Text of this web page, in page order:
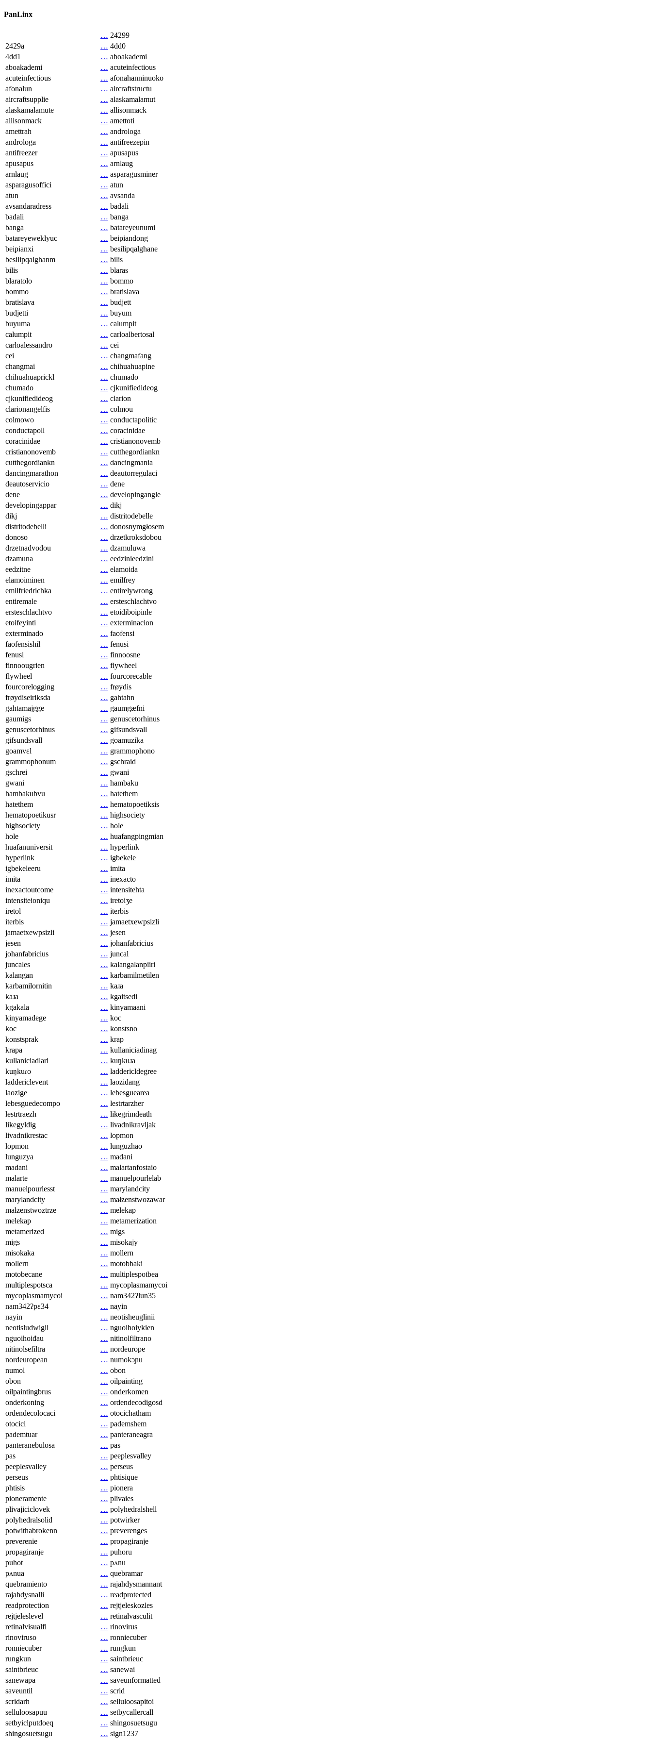
PanLinx
… 24299
2429a
… 4dd0
4dd1
… aboakademi
aboakademi
… acuteinfectious
acuteinfectious
… afonahanninuoko
afonalun
… aircraftstructu
aircraftsupplie
… alaskamalamut
alaskamalamute
… allisonmack
allisonmack
… amettoti
amettrah
… androloga
androloga
… antifreezepin
antifreezer
… apusapus
apusapus
… arnlaug
arnlaug
… asparagusminer
asparagusoffici
… atun
atun
… avsanda
avsandaradress
… badali
badali
… banga
banga
… batareyeunumi
batareyeweklyuc
… beipiandong
beipianxi
… besilipqalghane
besilipqalghanm
… bilis
bilis
… blaras
blaratolo
… bommo
bommo
… bratislava
bratislava
… budjett
budjetti
… buyum
buyuma
… calumpit
calumpit
… carloalbertosal
carloalessandro
… cei
cei
… changmafang
changmai
… chihuahuapine
chihuahuaprickl
… chumado
chumado
… cjkunifiedideog
cjkunifiedideog
… clarion
clarionangelfis
… colmou
colmowo
… conductapolitic
conductapoll
… coracinidae
coracinidae
… cristianonovemb
cristianonovemb
… cutthegordiankn
cutthegordiankn
… dancingmania
dancingmarathon
… deautorregulaci
deautoservicio
… dene
dene
… developingangle
developingappar
… dikj
dikj
… distritodebelle
distritodebelli
… donosnymgłosem
donoso
… drzetkroksdobou
drzetnadvodou
… dzamuluwa
dzamuna
… eedzinieedzini
eedzitne
… elamoida
elamoiminen
… emilfrey
emilfriedrichka
… entirelywrong
entiremale
… ersteschlachtvo
ersteschlachtvo
… etoidiboipinle
etoifeyinti
… exterminacion
exterminado
… faofensi
faofensishil
… fenusi
fenusi
… finnoosne
finnoougrien
… flywheel
flywheel
… fourcorecable
fourcorelogging
… frøydis
frøydiseiriksda
… gahtahn
gahtamajgge
… gaumgæfni
gaumigs
… genuscetorhinus
genuscetorhinus
… gifsundsvall
gifsundsvall
… goamuzika
goamvɛl
… grammophono
grammophonum
… gschraid
gschrei
… gwani
gwani
… hambaku
hambakubvu
… hatethem
hatethem
… hematopoetiksis
hematopoetikusr
… highsociety
highsociety
… hole
hole
… huafangpingmian
huafanuniversit
… hyperlink
hyperlink
… igbekele
igbekeleeru
… imita
imita
… inexacto
inexactoutcome
… intensitehta
intensiteioniqu
… iretoiʒe
iretol
… iterbis
iterbis
… jamaetxewpsizli
jamaetxewpsizli
… jesen
jesen
… johanfabricius
johanfabricius
… juncal
juncales
… kalangalanpiiri
kalangan
… karbamilmetilen
karbamilornitin
… kaɹa
kaɹa
… kgaitsedi
kgakala
… kinyamaani
kinyamadege
… koc
koc
… konstsno
konstsprak
… krap
krapa
… kullaniciadinag
kullaniciadlari
… kuŋkuɹa
kuŋkuɾo
… laddericldegree
laddericlevent
… laozidang
laozige
… lebesguearea
lebesguedecompo
… lestrtarzher
lestrtraezh
… likegrimdeath
likegyldig
… livadnikravljak
livadnikrestac
… lopmon
lopmon
… lunguzhao
lunguzya
… madani
madani
… malartanfostaio
malarte
… manuelpourlelab
manuelpourlesst
… marylandcity
marylandcity
… małzenstwozawar
małzenstwoztrze
… melekap
melekap
… metamerization
metamerized
… migs
migs
… misokajy
misokaka
… mollern
mollern
… motobbaki
motobecane
… multiplespotbea
multiplespotsca
… mycoplasmamycoi
mycoplasmamycoi
… nam342ʔlun35
nam342ʔpɛ34
… nayin
nayin
… neotisheuglinii
neotisludwigii
… nguoihoiykien
nguoihoiđau
… nitinolfiltrano
nitinolsefiltra
… nordeurope
nordeuropean
… numokɔɲu
numol
… obon
obon
… oilpainting
oilpaintingbrus
… onderkomen
onderkoning
… ordendecodigosd
ordendecolocaci
… otocichatham
otocici
… pademshem
pademtuar
… panteraneagra
panteranebulosa
… pas
pas
… peeplesvalley
peeplesvalley
… perseus
perseus
… phtisique
phtisis
… pionera
pioneramente
… plivaies
plivajiciclovek
… polyhedralshell
polyhedralsolid
… potwirker
potwithabrokenn
… preverenges
preverenie
… propagiranje
propagiranje
… puhoru
puhot
… pʌnu
pʌnua
… quebramar
quebramiento
… rajahdysmannant
rajahdysnalli
… readprotected
readprotection
… rejtjeleskozles
rejtjeleslevel
… retinalvasculit
retinalvisualfi
… rinovirus
rinoviruso
… ronniecuber
ronniecuber
… rungkun
rungkun
… saintbrieuc
saintbrieuc
… sanewai
sanewapa
… saveunformatted
saveuntil
… scrid
scridarh
… selluloosapitoi
selluloosapuu
… setbycallercall
setbyiclputdoeq
… shingosuetsugu
shingosuetsugu
… sign1237